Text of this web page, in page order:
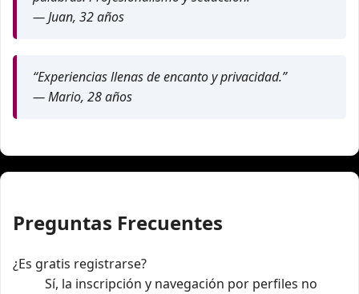
— Juan, 32 años
“Experiencias llenas de encanto y privacidad.”
— Mario, 28 años
Preguntas Frecuentes
¿Es gratis registrarse?
Sí, la inscripción y navegación por perfiles no